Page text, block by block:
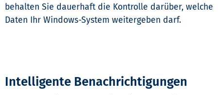
behalten Sie dauerhaft die Kontrolle darüber, welche
Daten Ihr Windows-System weitergeben darf.
Intelligente Benachrichtigungen